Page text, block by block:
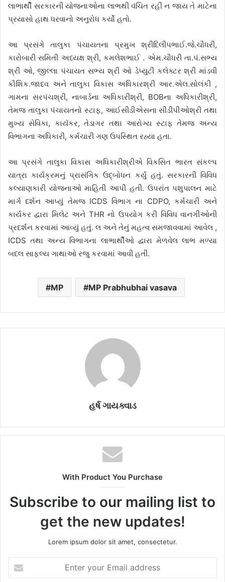
લાભાર્થી સરકારની યોજનાઓના લાભથી વંચિત રહી ન જાય તે માટેના
પ્રયાસો હાથ ધરવાનો અનુરોધ કર્યો હતો.
આ પ્રસંગે તાલુકા પંચાયતના પ્રમુખ શ્રીદિલીપભાઈ.જે.ચૌધરી,
કારોબારી સમિતી અધ્યક્ષ શ્રી, કમલેશભાઈ . એમ.ચૌધરી તા.પં.સભ્ય
શ્રી ઓ, જીલ્લા પંચાયત સભ્ય શ્રી ઓ ડેપ્યુટી કલેક્ટર શ્રી માંડવી
કૌશિક.જાદવ અને તાલુકા વિકાસ અધિકારશ્રી આર.એલ.સોલંકી ,
ગામના સરપંચશ્રી, નાબાર્ડના અધિકારીશ્રી, BOBના અધિકારીશ્રી,
તેમજ તાલુકા પંચાયતનો સ્ટાફ, આઈસીડીએસના સીડીપીઓશ્રી તથા
મુખ્ય સેવિકા, કાયૅકર, તેડાગર તથા આરોગ્ય સ્ટાફ તેમજ અન્ય
વિભાગના અધિકારી, કર્મચારી ગણ ઉપસ્થિત રહ્યા હતા.
આ પ્રસંગે તાલુકા વિકાસ અધિકારીશ્રીએ વિકસિત ભારત સંકલ્પ
યાત્રા કાર્યક્રમનું પ્રાસંગિક ઉદ્બોધન કર્યુ હતું. સરકારની વિવિધ
કલ્યાણકારી યોજનાઓ માહિતી આપી હતી. ઉપરાંત પશુપાલન માટે
માર્ગ દર્શન આપ્યું તેમજ ICDS વિભાગ ના CDPO, કર્મચારી અને
કાર્યકર દ્વારા મિલેટ અને THR નો ઉપયોગ કરી વિવિધ વાનગીઓની
પ્રદર્શન કરવામાં આવ્યું હતું. લ અને તેનું મહત્વ સમજાવવામાં આવેલ ,
ICDS તથા અન્ય વિભાગના લાભાર્થીઓ દ્વારા મેળવેલ લાભ મળ્યા
બદલ સાફલ્ય ગાથાઓ રજુ કરવામાં આવી હતી.
MP MP Prabhubhai vasava
હર્ષ ગાયક્વાડ
With Product You Purchase
Subscribe to our mailing list to
get the new updates!
Lorem ipsum dolor sit amet, consectetur.